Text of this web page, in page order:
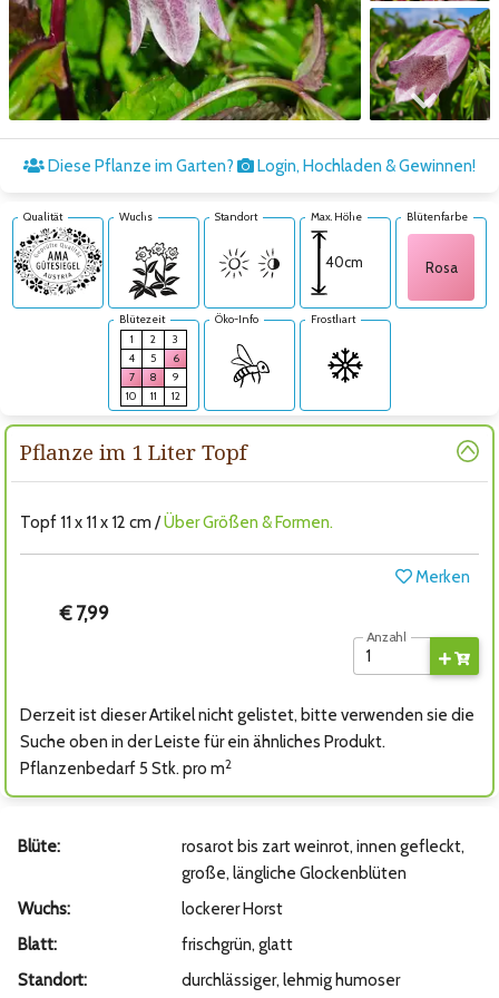
Zum nächsten Bild
Diese Pflanze im Garten? Login, Hochladen & Gewinnen!
Qualität Wuchs Standort Max. Höhe
40cm
Blütenfarbe
Rosa
Blütezeit
1
2
3
4
5
6
7
8
9
10
11 12
Öko-Info Frosthart
Pflanze im 1 Liter Topf
Topf 11 x 11 x 12 cm /Über Größen & Formen.
Merken
€ 7,99
Anzahl
Derzeit ist dieser Artikel nicht gelistet, bitte verwenden sie die
Suche oben in der Leiste für ein ähnliches Produkt.
Pflanzenbedarf 5 Stk. pro m2
Blüte:
rosarot bis zart weinrot, innen gefleckt,
große, längliche Glockenblüten
Wuchs:
lockerer Horst
Blatt:
frischgrün, glatt
Standort:
durchlässiger, lehmig humoser